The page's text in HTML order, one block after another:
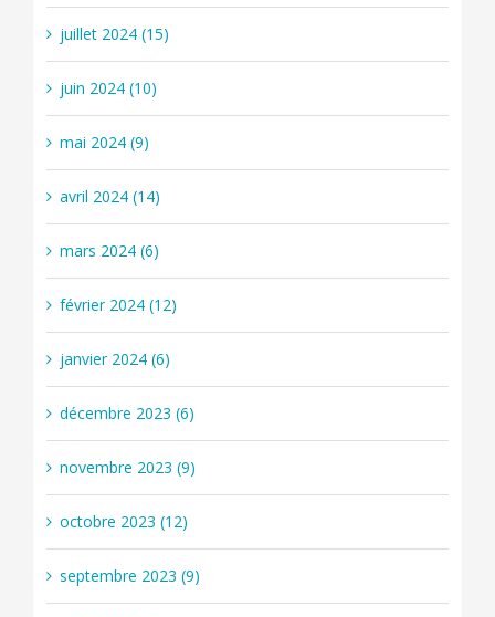
juillet 2024 (15)
juin 2024 (10)
mai 2024 (9)
avril 2024 (14)
mars 2024 (6)
février 2024 (12)
janvier 2024 (6)
décembre 2023 (6)
novembre 2023 (9)
octobre 2023 (12)
septembre 2023 (9)